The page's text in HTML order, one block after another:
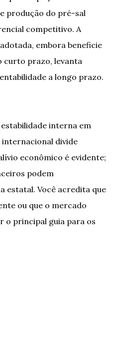
produção do pré-sal
competitivo. A
embora beneficie
curto prazo, levanta
a longo prazo.
interna em
divide
econômico é evidente;
podem
estatal. Você acredita que
ou que o mercado
o principal guia para os